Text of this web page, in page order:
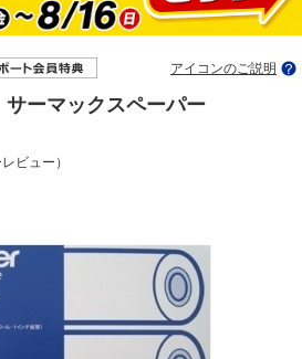
アイコンのご説明
ーマックスペーパー
ビュー）